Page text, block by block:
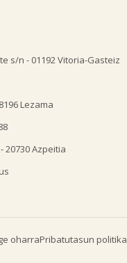
s/n - 01192 Vitoria-Gasteiz
Lezama
20730 Azpeitia
oharraPribatutasun politika